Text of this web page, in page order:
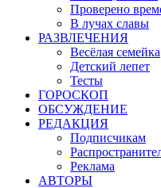
Проверено
В лучах славы
РАЗВЛЕЧЕНИЯ
Весёлая семейка
Детский лепет
Тесты
ГОРОСКОП
ОБСУЖДЕНИЕ
РЕДАКЦИЯ
Подписчикам
Реклама
АВТОРЫ